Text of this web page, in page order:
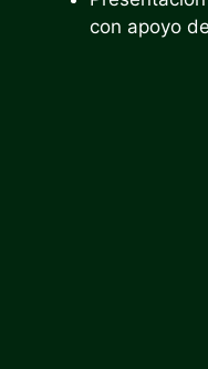
con apoyo